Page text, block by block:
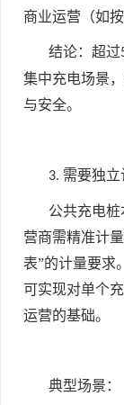
商业运营（如
结论：超过
集中充电场景
与安全。
3. 需要独
公共充电
营商需精准计
表”的计量要求
可实现对单个
运营的基础。
典型场景：